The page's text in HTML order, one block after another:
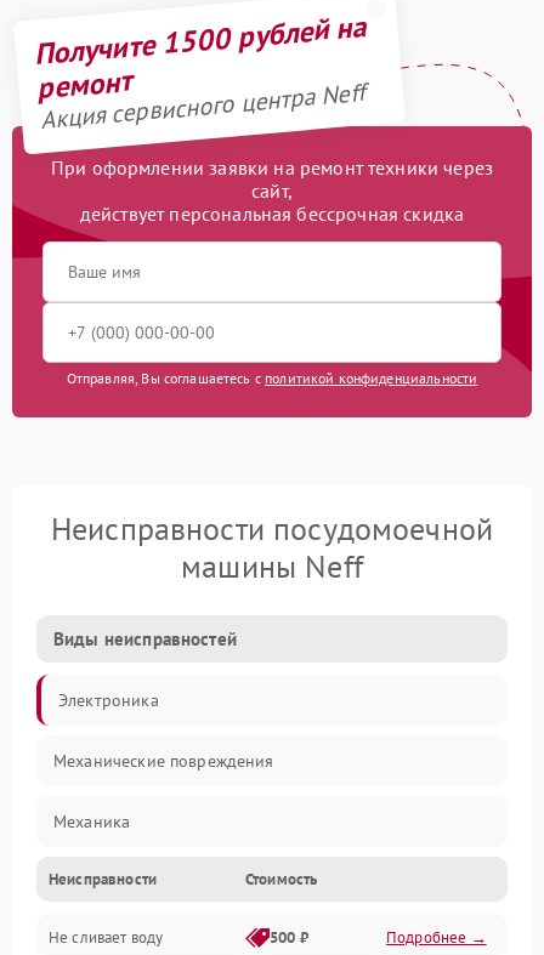
Получите 1500 рублей на
ремонт
Акция сервисного центра Neff
При оформлении заявки на ремонт техники через
сайт,
действует персональная бессрочная скидка
Отправляя, Вы соглашаетесь с политикой конфиденциальности
Неисправности посудомоечной
машины Neff
Виды неисправностей
Электроника
Механические повреждения
Механика
Управление
Электропитание
Неисправности Стоимость
Не сливает воду 500 ₽ Подробнее →